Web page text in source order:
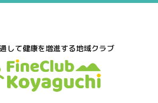
して健康を増進する地域クラブ